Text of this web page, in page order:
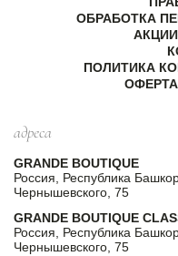
ОБРАБОТКА
ПОЛИТИКА
адреса
GRANDE BOUTIQUE
Россия, Республика
Чернышевского, 75
GRANDE BOUTIQUE
Россия, Республика
Чернышевского, 75